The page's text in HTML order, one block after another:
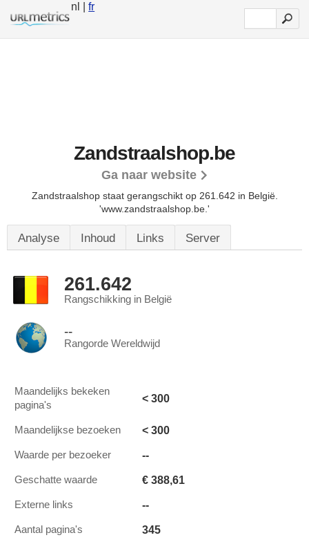
nl |fr
Zandstraalshop.be
Ga naar website
Zandstraalshop staat gerangschikt op 261.642 in België.
'www.zandstraalshop.be.'
Analyse Inhoud Links Server
261.642
Rangschikking in België
--
Rangorde Wereldwijd
Maandelijks bekeken
pagina's
< 300
Maandelijkse bezoeken < 300
Waarde per bezoeker --
Geschatte waarde € 388,61
Externe links --
Aantal pagina's 345